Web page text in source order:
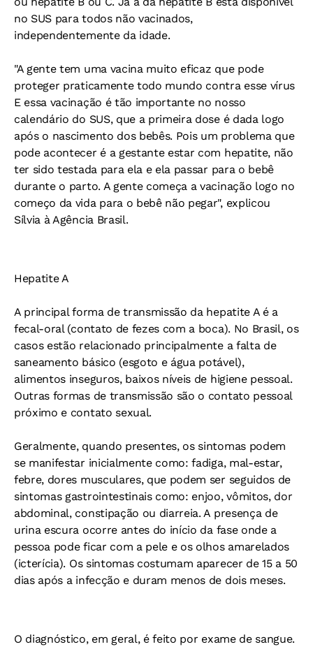
no SUS para todos não vacinados,
independentemente da idade.
"A gente tem uma vacina muito eficaz que pode
proteger praticamente todo mundo contra esse vírus
E essa vacinação é tão importante no nosso
calendário do SUS, que a primeira dose é dada logo
após o nascimento dos bebês. Pois um problema que
pode acontecer é a gestante estar com hepatite, não
ter sido testada para ela e ela passar para o bebê
durante o parto. A gente começa a vacinação logo no
começo da vida para o bebê não pegar", explicou
Sílvia à Agência Brasil.
Hepatite A
A principal forma de transmissão da hepatite A é a
fecal-oral (contato de fezes com a boca). No Brasil, os
casos estão relacionado principalmente a falta de
saneamento básico (esgoto e água potável),
alimentos inseguros, baixos níveis de higiene pessoal.
Outras formas de transmissão são o contato pessoal
próximo e contato sexual.
Geralmente, quando presentes, os sintomas podem
se manifestar inicialmente como: fadiga, mal-estar,
febre, dores musculares, que podem ser seguidos de
sintomas gastrointestinais como: enjoo, vômitos, dor
abdominal, constipação ou diarreia. A presença de
urina escura ocorre antes do início da fase onde a
pessoa pode ficar com a pele e os olhos amarelados
(icterícia). Os sintomas costumam aparecer de 15 a 50
dias após a infecção e duram menos de dois meses.
O diagnóstico, em geral, é feito por exame de sangue.